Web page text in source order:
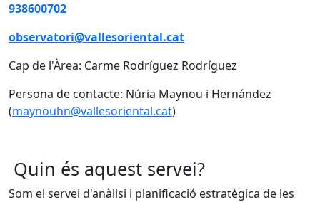
938600702
observatori@vallesoriental.cat
Cap de l'Àrea: Carme Rodríguez Rodríguez
Persona de contacte: Núria Maynou i Hernández
(maynouhn@vallesoriental.cat)
Quin és aquest servei?
Som el servei d'anàlisi i planificació estratègica de les